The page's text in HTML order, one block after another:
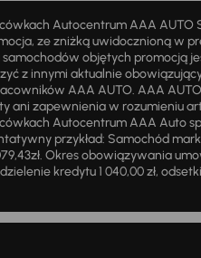
Autocentrum AAA
ze zniżką uwidocznioną w
objętych
z innymi aktualnie
AAA AUTO. AAA
zapewnienia w rozumieniu
Autocentrum AAA Auto
przykład: Samochód
Okres obowiązywania
kredytu 1 040,00 zł,